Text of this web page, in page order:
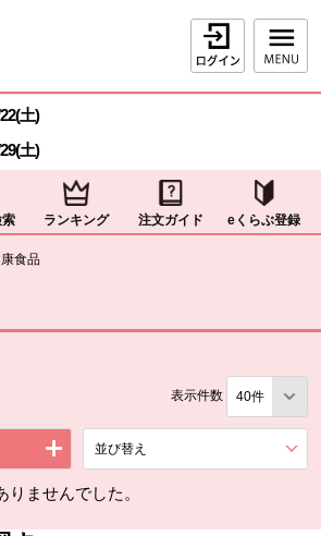
ログイン
ニューです。
スキップする
土)
土)
ランキング 注文ガイド eくらぶ登録
食品
表示件数
並び替え
ませんでした。